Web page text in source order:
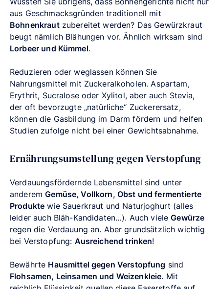
aus Geschmacksgründen traditionell mit
Bohnenkrautzubereitet werden? Das Gewürzkraut
beugt nämlich Blähungen vor. Ähnlich wirksam sind
Lorbeer und Kümmel.
Reduzieren oder weglassen können Sie
Nahrungsmittel mit Zuckeralkoholen. Aspartam,
Erythrit, Sucralose oder Xylitol, aber auch Stevia,
der oft bevorzugte „natürliche“ Zuckerersatz,
können die Gasbildung im Darm fördern und helfen
Studien zufolge nicht bei einer Gewichtsabnahme.
Ernährungsumstellung gegen Verstopfung
Verdauungsfördernde Lebensmittel sind unter
anderemGemüse, Vollkorn, Obst und fermentierte
Produkte wie Sauerkraut und Naturjoghurt (alles
leider auch Bläh-Kandidaten…). Auch vieleGewürze
regen die Verdauung an. Aber grundsätzlich wichtig
bei Verstopfung: Ausreichend trinken!
Bewährte Hausmittel gegen Verstopfung sind
Flohsamen, Leinsamen und Weizenkleie. Mit